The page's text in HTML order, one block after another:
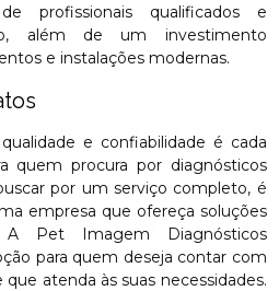
profissionais qualificados e
além de um investimento
e instalações modernas.
e confiabilidade é cada
quem procura por diagnósticos
por um serviço completo, é
empresa que ofereça soluções
Pet Imagem Diagnósticos
para quem deseja contar com
atenda às suas necessidades.